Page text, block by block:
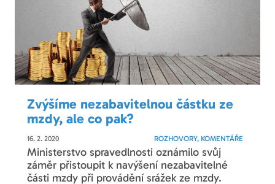
Zvýšíme nezabavitelnou částku ze
mzdy, ale co pak?
16. 2. 2020 ROZHOVORY, KOMENTÁŘE
Ministerstvo spravedlnosti oznámilo svůj
záměr přistoupit k navýšení nezabavitelné
části mzdy při provádění srážek ze mzdy.